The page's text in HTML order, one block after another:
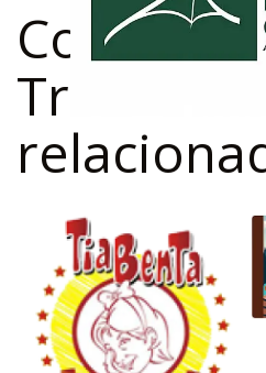
Confira
Trabalhos